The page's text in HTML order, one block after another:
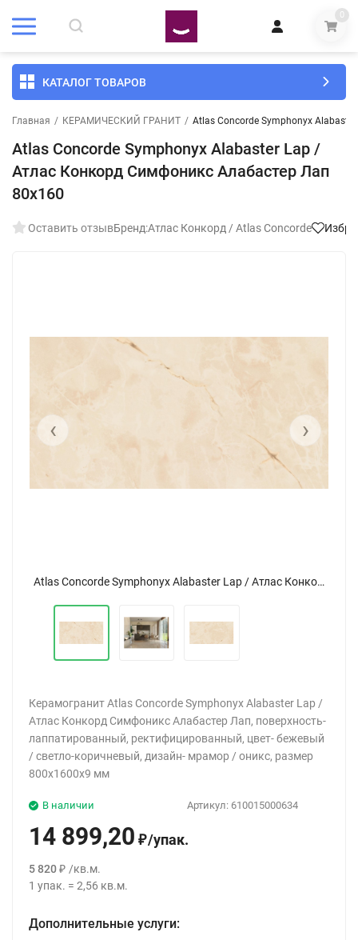
0
КАТАЛОГ ТОВАРОВ
Главная / КЕРАМИЧЕСКИЙ ГРАНИТ / Atlas Concorde Symphonyx
Atlas Concorde Symphonyx Alabaster Lap /
Атлас Конкорд Симфоникс Алабастер Лап
80x160
Оставить отзывБренд:Атлас Конкорд / Atlas Concorde
Atlas Concorde Symphonyx Alabaster Lap / Атлас Конкорд Симфоникс Алабастер Лап 80x160
‹ ›
Керамогранит Atlas Concorde Symphonyx Alabaster Lap /
Атлас Конкорд Симфоникс Алабастер Лап, поверхность-
лаппатированный, ректифицированный, цвет- бежевый
/ светло-коричневый, дизайн- мрамор / оникс, размер
800x1600x9 мм
Артикул: 610015000634
В наличии
14 899,20 ₽/упак.
5 820 ₽ /кв.м.
1 упак. = 2,56 кв.м.
Дополнительные услуги: